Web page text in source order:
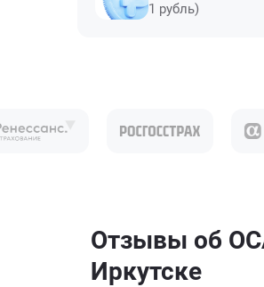
1 рубль)
Отзывы об
Иркутске